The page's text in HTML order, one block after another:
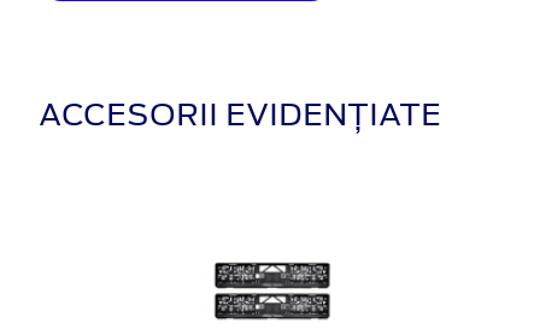
ACCESORII EVIDENȚIATE